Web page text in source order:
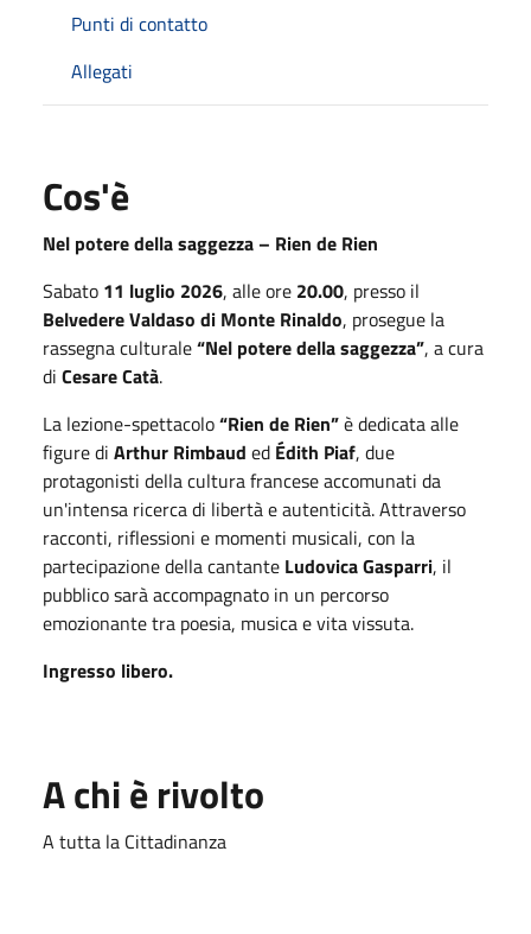
Punti di contatto
Allegati
Cos'è
Nel potere della saggezza – Rien de Rien
Sabato 11 luglio 2026, alle ore 20.00, presso il
Belvedere Valdaso di Monte Rinaldo, prosegue la
rassegna culturale“Nel potere della saggezza”, a cura
di Cesare Catà.
La lezione-spettacolo“Rien de Rien”è dedicata alle
figure di Arthur Rimbaud ed Édith Piaf, due
protagonisti della cultura francese accomunati da
un'intensa ricerca di libertà e autenticità. Attraverso
racconti, riflessioni e momenti musicali, con la
partecipazione della cantante Ludovica Gasparri, il
pubblico sarà accompagnato in un percorso
emozionante tra poesia, musica e vita vissuta.
Ingresso libero.
A chi è rivolto
A tutta la Cittadinanza